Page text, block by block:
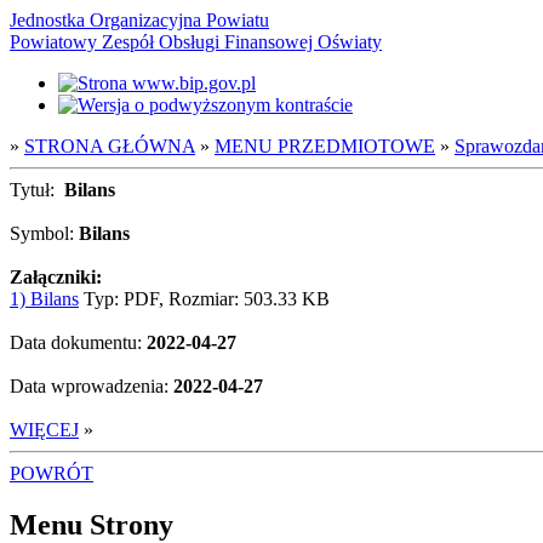
Jednostka Organizacyjna Powiatu
Powiatowy Zespół Obsługi Finansowej Oświaty
» STRONA GŁÓWNA » MENU PRZEDMIOTOWE »
Tytuł: Bilans
Symbol: Bilans
Załączniki:
1) Bilans Typ: PDF, Rozmiar: 503.33 KB
Data dokumentu: 2022-04-27
Data wprowadzenia: 2022-04-27
WIĘCEJ »
POWRÓT
Menu Strony